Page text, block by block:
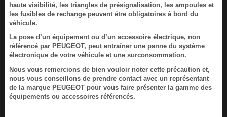
haute visibilité, les triangles de présignalisation, les ampoules et
les fusibles de rechange peuvent être obligatoires à bord du
véhicule.
La pose d’un équipement ou d’un accessoire électrique, non
référencé par PEUGEOT, peut entraîner une panne du système
électronique de votre véhicule et une surconsommation.
Nous vous remercions de bien vouloir noter cette précaution et,
nous vous conseillons de prendre contact avec un représentant
de la marque PEUGEOT pour vous faire présenter la gamme des
équipements ou accessoires référencés.